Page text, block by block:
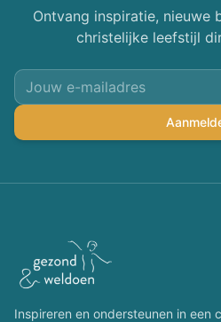
Ontvang inspiratie, nieuwe
christelijke leefstijl
Inspireren en ondersteunen in een